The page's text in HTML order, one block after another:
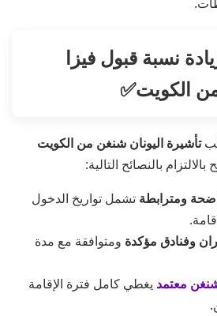
نسبة قبول فيزا
الكويت✅
تأشيرة اليونان شنغن من الكويت
بالنصائح التالية:
ومترابطة تشمل تواريخ الدخول
وفنادق مؤكدة ومتوافقة مع مدة
معتمد يغطي كامل فترة الإقامة